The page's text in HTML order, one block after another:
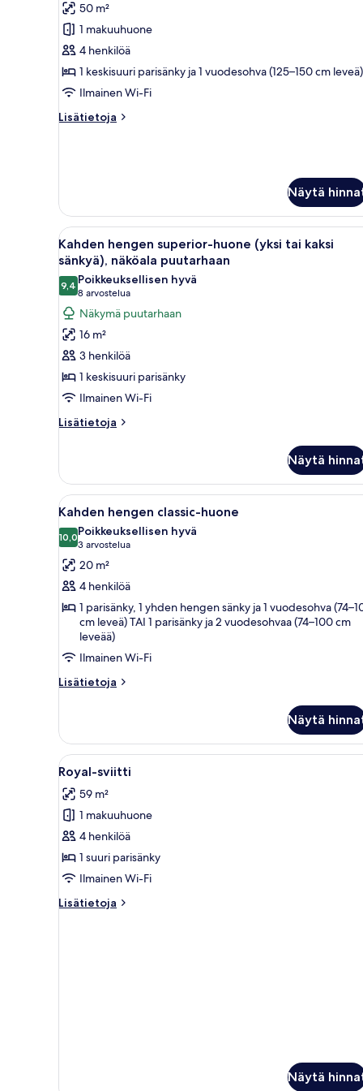
sviitti
(Jacuzzi)
kuvat
arvostelua)
50 m²
1 makuuhuone
4 henkilöä
1 keskisuuri parisänky ja 1 vuodesohva (125–150 cm leveä)
Ilmainen Wi-Fi
Lisätietoja
Lisätietoja
Näytä
Avaa
kaikki
huonetyypin
Kahden
hengen
superior-
huone
(yksi
tai
kaksi
sänkyä),
kuvat
Makuuhuoneessa on suuri
34
Kahden hengen superior-huone (yksi tai kaksi
sänkyä), näköala puutarhaan
9,49,4 kautta 10
Poikkeuksellisen hyvä
8 arvostelua
(8
arvostelua)
Näkymä puutarhaan
16 m²
3 henkilöä
1 keskisuuri parisänky
Ilmainen Wi-Fi
Lisätietoja
Lisätietoja
superior-
huone
(yksi
kaksi
sänkyä),
näköala
puutarhaan
Näytä
Avaa
kaikki
huonetyypin
Kahden
hengen
classic-
huone
kuvat
Hotellihuone, jossa on suuri
15
Kahden hengen classic-huone
10,010,0 kautta 10
Poikkeuksellisen hyvä
3 arvostelua
(3
arvostelua)
20 m²
4 henkilöä
1 parisänky, 1 yhden hengen sänky ja 1 vuodesohva
cm leveä) TAI 1 parisänky ja 2 vuodesohvaa (74–100 cm
leveää)
Ilmainen Wi-Fi
Lisätietoja
Lisätietoja
classic-
huone
Näytä
Avaa
kaikki
huonetyypin
Royal-
sviitti
kuvat
Moderni makuuhuone, jossa
16
Royal-sviitti
59 m²
1 makuuhuone
4 henkilöä
1 suuri parisänky
Ilmainen Wi-Fi
Lisätietoja
Lisätietoja
Näytä